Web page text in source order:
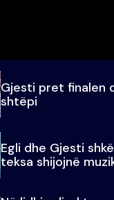
Gjesti pret finalen
shtëpi
Egli dhe Gjesti
teksa shijojnë